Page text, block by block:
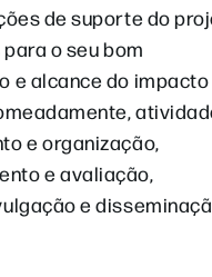
de suporte do
o seu bom
e alcance do impacto
e organização,
e avaliação,
e